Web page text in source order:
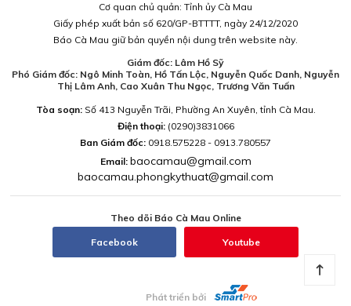
Cơ quan chủ quản: Tỉnh ủy Cà Mau
Giấy phép xuất bản số 620/GP-BTTTT, ngày 24/12/2020
Báo Cà Mau giữ bản quyền nội dung trên website này.
Giám đốc: Lâm Hồ Sỹ
Phó Giám đốc: Ngô Minh Toàn, Hồ Tấn Lộc, Nguyễn Quốc Danh, Nguyễn
Thị Lâm Anh, Cao Xuân Thu Ngọc, Trương Văn Tuấn
Tòa soạn:Số 413 Nguyễn Trãi, Phường An Xuyên, tỉnh Cà Mau.
Điện thoại: (0290)3831066
Ban Giám đốc: 0918.575228 - 0913.780557
Email: baocamau@gmail.com
baocamau.phongkythuat@gmail.com
Theo dõi Báo Cà Mau Online
Facebook Youtube
Phát triển bởi